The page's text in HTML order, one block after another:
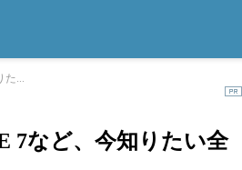
た...
7など、今知りたい全